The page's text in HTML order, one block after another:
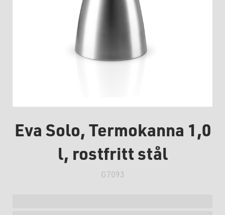
Eva Solo, Termokanna 1,0
l, rostfritt stål
G7093